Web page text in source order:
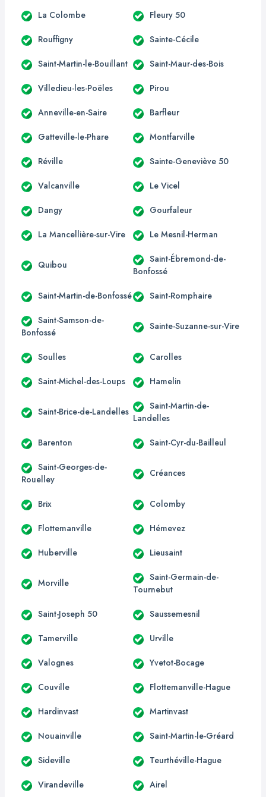
La Colombe Fleury 50
Rouffigny Sainte-Cécile
Saint-Martin-le-Bouillant Saint-Maur-des-Bois
Villedieu-les-Poëles Pirou
Anneville-en-Saire Barfleur
Gatteville-le-Phare Montfarville
Réville Sainte-Geneviève 50
Valcanville Le Vicel
Dangy Gourfaleur
La Mancellière-sur-Vire Le Mesnil-Herman
Quibou
Saint-Ébremond-de-
Bonfossé
Saint-Martin-de-Bonfossé Saint-Romphaire
Saint-Samson-de-
Bonfossé
Sainte-Suzanne-sur-Vire
Soulles Carolles
Saint-Michel-des-Loups Hamelin
Saint-Brice-de-Landelles
Saint-Martin-de-
Landelles
Barenton Saint-Cyr-du-Bailleul
Saint-Georges-de-
Rouelley
Créances
Brix Colomby
Flottemanville Hémevez
Huberville Lieusaint
Morville
Saint-Germain-de-
Tournebut
Saint-Joseph 50 Saussemesnil
Tamerville Urville
Valognes Yvetot-Bocage
Couville Flottemanville-Hague
Hardinvast Martinvast
Nouainville Saint-Martin-le-Gréard
Sideville Teurthéville-Hague
Virandeville Airel